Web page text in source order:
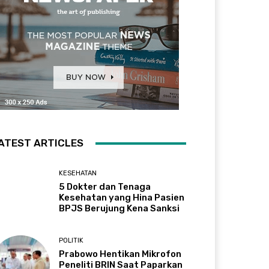
ARTICLES
KESEHATAN
5 Dokter dan Tenaga
Kesehatan yang Hina Pasien
BPJS Berujung Kena Sanksi
POLITIK
Prabowo Hentikan Mikrofon
Peneliti BRIN Saat Paparkan